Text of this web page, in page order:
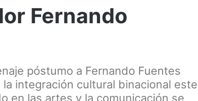
Fernando
póstumo a Fernando Fuentes
integración cultural binacional este
en las artes y la comunicación se